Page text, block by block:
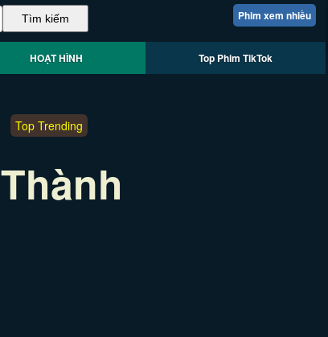
Phim xem nhiều
HOẠT HÌNH Top Phim TikTok
Top Trending